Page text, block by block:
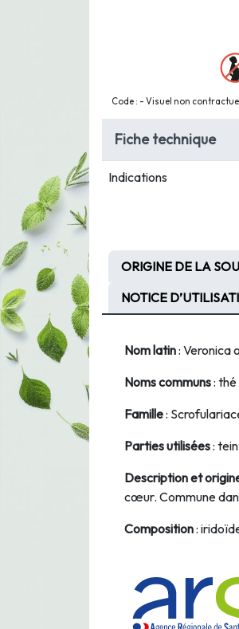
Code : - Visuel non
Fiche technique
Indications
ORIGINE DE LA
NOTICE
Nom latin: Veronica
Noms communs:
Famille:
Parties utilisées:
Description et
cœur. Commune
Composition: